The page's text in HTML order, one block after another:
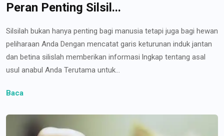
Peran Penting Silsil...
Silsilah bukan hanya penting bagi manusia tetapi juga bagi hewan
peliharaan Anda Dengan mencatat garis keturunan induk jantan
dan betina silislah memberikan informasi lngkap tentang asal
usul anabul Anda Terutama untuk...
Baca